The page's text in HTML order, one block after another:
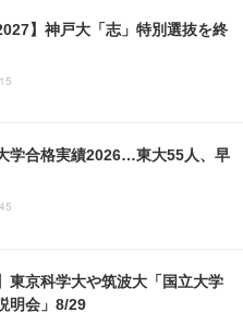
】神戸大「志」特別選抜を終
学合格実績2026…東大55人、早
東京科学大や筑波大「国立大学
明会」8/29